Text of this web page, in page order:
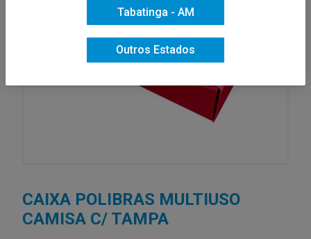
CAIXA POLIBRAS MULTIUSO
CAMISA C/ TAMPA
Tabatinga - AM
Outros Estados